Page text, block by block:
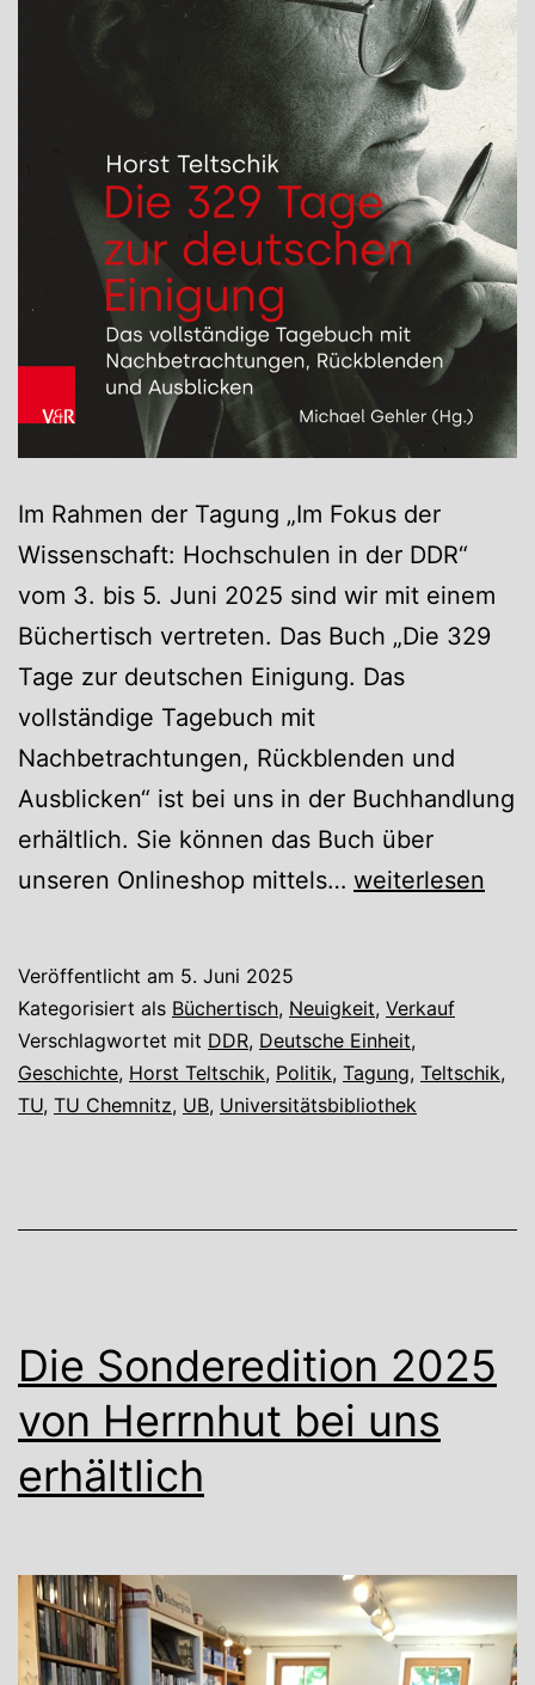
Im Rahmen der Tagung „Im Fokus der
Wissenschaft: Hochschulen in der DDR“
vom 3. bis 5. Juni 2025 sind wir mit einem
Büchertisch vertreten. Das Buch „Die 329
Tage zur deutschen Einigung. Das
vollständige Tagebuch mit
Nachbetrachtungen, Rückblenden und
Ausblicken“ ist bei uns in der Buchhandlung
erhältlich. Sie können das Buch über
unseren Onlineshop mittels… Büchertisch
Teltschik
weiterlesen
Veröffentlicht am 5. Juni 2025
Kategorisiert als Büchertisch, Neuigkeit, Verkauf
Verschlagwortet mit DDR, Deutsche Einheit,
Geschichte, Horst Teltschik, Politik, Tagung, Teltschik,
TU, TU Chemnitz, UB, Universitätsbibliothek
Die Sonderedition 2025
von Herrnhut bei uns
erhältlich